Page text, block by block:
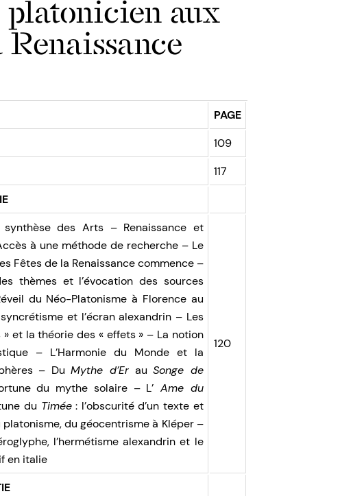
aux
PAGE
109
117
synthèse des Arts – Renaissance et
à une méthode de recherche – Le
Fêtes de la Renaissance commence –
thèmes et l’évocation des sources
du Néo-Platonisme à Florence au
et l’écran alexandrin – Les
» et la théorie des « effets » – La notion
– L’Harmonie du Monde et la
– DuMythe d’Er auSonge de
du mythe solaire – L’ Ame du
du Timée: l’obscurité d’un texte et
platonisme, du géocentrisme à Kléper –
l’hermétisme alexandrin et le
en italie
120